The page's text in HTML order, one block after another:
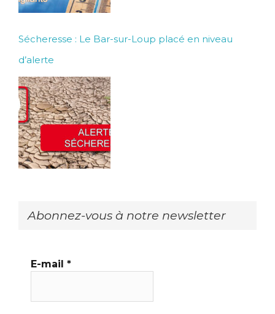
Sécheresse : Le Bar-sur-Loup placé en niveau
d’alerte
Abonnez-vous à notre newsletter
E-mail *